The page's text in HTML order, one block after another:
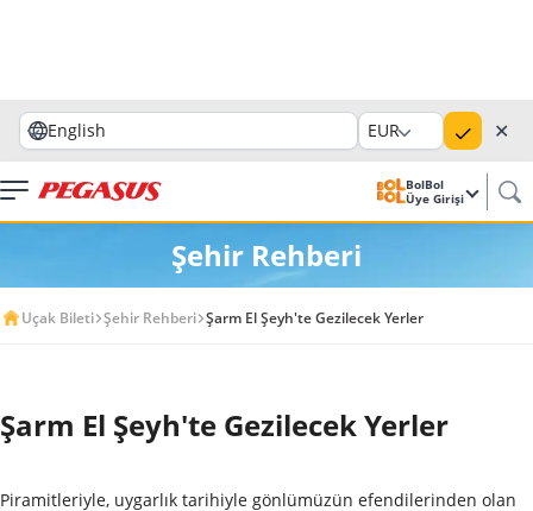
English EUR ✕
BolBol
Üye Girişi
Şehir Rehberi
Uçak Bileti Şehir Rehberi Şarm El Şeyh'te Gezilecek Yerler
Şarm El Şeyh'te Gezilecek Yerler
Piramitleriyle, uygarlık tarihiyle gönlümüzün efendilerinden olan